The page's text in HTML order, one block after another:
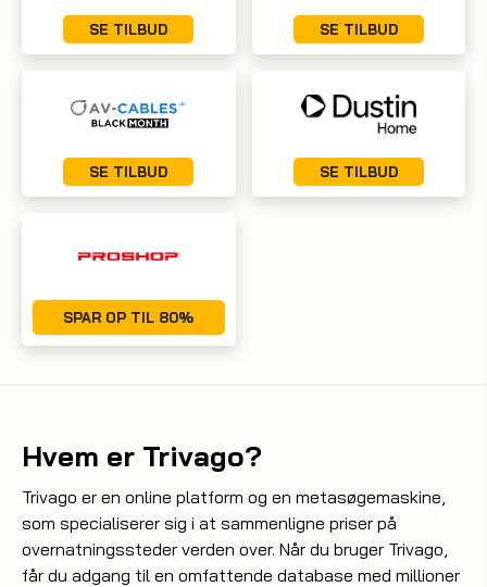
SE TILBUD SE TILBUD
SE TILBUD SE TILBUD
SPAR OP TIL 80%
Hvem er Trivago?
Trivago er en online platform og en metasøgemaskine,
som specialiserer sig i at sammenligne priser på
overnatningssteder verden over. Når du bruger Trivago,
får du adgang til en omfattende database med millioner